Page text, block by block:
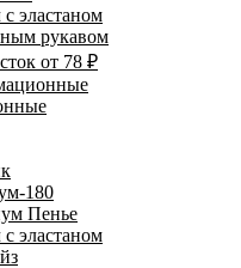
эластаном
рукавом
от 78 ₽
180
Пенье
эластаном